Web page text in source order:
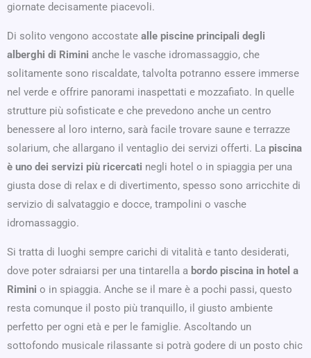
giornate decisamente piacevoli.
Di solito vengono accostate alle piscine principali degli
alberghi di Rimini anche le vasche idromassaggio, che
solitamente sono riscaldate, talvolta potranno essere immerse
nel verde e offrire panorami inaspettati e mozzafiato. In quelle
strutture più sofisticate e che prevedono anche un centro
benessere al loro interno, sarà facile trovare saune e terrazze
solarium, che allargano il ventaglio dei servizi offerti. La piscina
è uno dei servizi più ricercati negli hotel o in spiaggia per una
giusta dose di relax e di divertimento, spesso sono arricchite di
servizio di salvataggio e docce, trampolini o vasche
idromassaggio.
Si tratta di luoghi sempre carichi di vitalità e tanto desiderati,
dove poter sdraiarsi per una tintarella a bordo piscina in hotel a
Rimini o in spiaggia. Anche se il mare è a pochi passi, questo
resta comunque il posto più tranquillo, il giusto ambiente
perfetto per ogni età e per le famiglie. Ascoltando un
sottofondo musicale rilassante si potrà godere di un posto chic